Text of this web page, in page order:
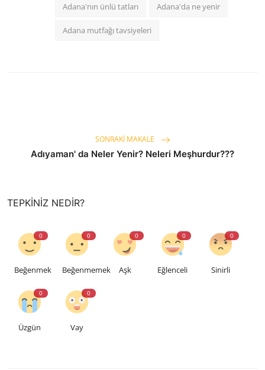
Adana'nın ünlü tatları Adana'da ne yenir
Adana mutfağı tavsiyeleri
SONRAKI MAKALE
Adıyaman' da Neler Yenir? Neleri Meşhurdur???
TEPKINIZ NEDIR?
0
Beğenmek
0
Beğenmemek
0
Aşk
0
Eğlenceli
0
Sinirli
0
Üzgün
0
Vay